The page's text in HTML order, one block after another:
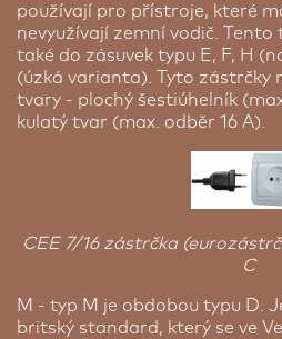
používají pro přístroje, které
nevyužívají zemní vodič.
také do zásuvek typu E, F, H
(úzká varianta). Tyto zástrčky
tvary - plochý šestiúhelník
kulatý tvar (max. odběr 16 A).
CEE 7/16 zástrčka
C
M - typ M je obdobou typu D.
britský standard, který se ve